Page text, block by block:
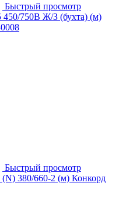
Быстрый просмотр
750В Ж/З (бухта) (м)
Быстрый просмотр
380/660-2 (м) Конкорд